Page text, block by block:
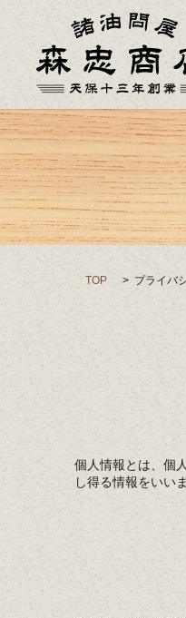
TOP プライバ
個人情報とは、個
し得る情報をいい